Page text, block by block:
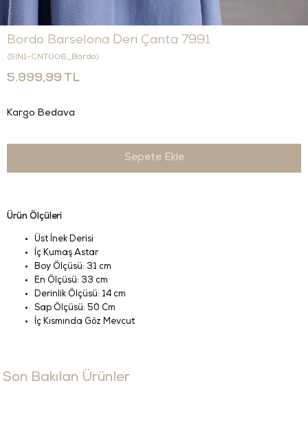
Bordo Barselona Deri Çanta 7991
(5IN1-CNT006_Bordo)
5.999,99 TL
Kargo Bedava
Ürün Ölçüleri
Üst İnek Derisi
İç Kumaş Astar
Boy Ölçüsü: 31 cm
En Ölçüsü: 33 cm
Derinlik Ölçüsü: 14 cm
Sap Ölçüsü: 50 Cm
İç Kısmında Göz Mevcut
Son Bakılan Ürünler